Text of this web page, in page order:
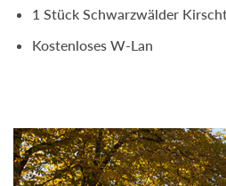
1 Stück Schwarzwälder
Kostenloses W-Lan